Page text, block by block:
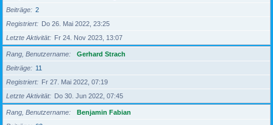
Beiträge
2
Registriert
Do 26. Mai 2022, 23:25
Letzte Aktivität
Fr 24. Nov 2023, 13:07
Rang, Benutzername
Gerhard Strach
Beiträge
11
Registriert
Fr 27. Mai 2022, 07:19
Letzte Aktivität
Do 30. Jun 2022, 07:45
Rang, Benutzername
Benjamin Fabian